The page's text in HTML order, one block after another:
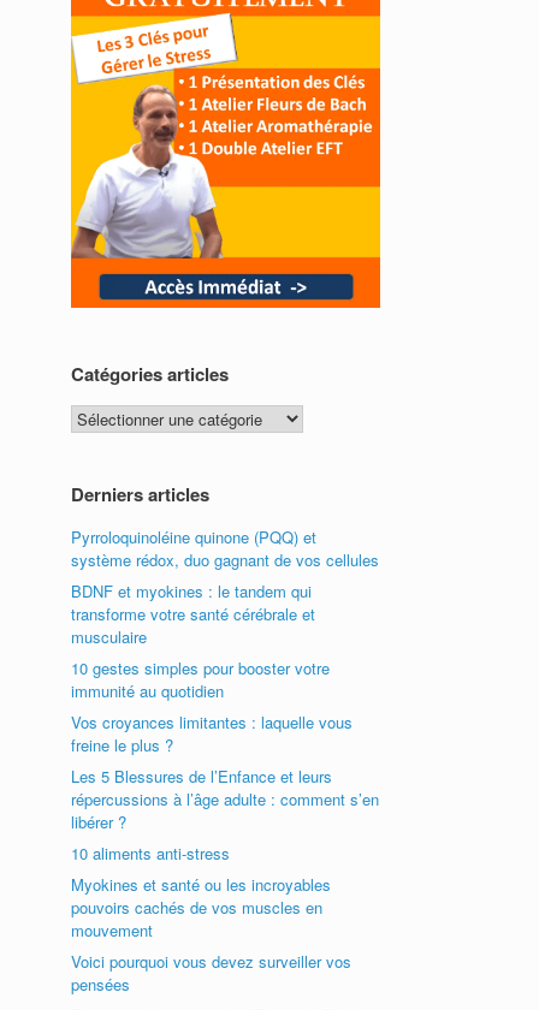
Catégories articles
Catégories
articles
Derniers articles
Pyrroloquinoléine quinone (PQQ) et
système rédox, duo gagnant de vos cellules
BDNF et myokines : le tandem qui
transforme votre santé cérébrale et
musculaire
10 gestes simples pour booster votre
immunité au quotidien
Vos croyances limitantes : laquelle vous
freine le plus ?
Les 5 Blessures de l’Enfance et leurs
répercussions à l’âge adulte : comment s’en
libérer ?
10 aliments anti-stress
Myokines et santé ou les incroyables
pouvoirs cachés de vos muscles en
mouvement
Voici pourquoi vous devez surveiller vos
pensées